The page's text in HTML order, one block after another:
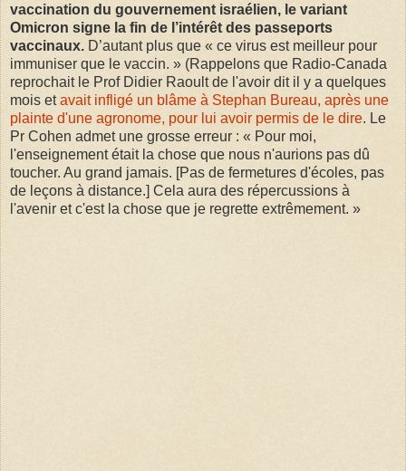
vaccination du gouvernement israélien, le variant
Omicron signe la fin de l’intérêt des passeports
vaccinaux. D’autant plus que « ce virus est meilleur pour
immuniser que le vaccin. » (Rappelons que Radio-Canada
reprochait le Prof Didier Raoult de l'avoir dit il y a quelques
mois etavait infligé un blâme à Stephan Bureau, après une
plainte d'une agronome, pour lui avoir permis de le dire. Le
Pr Cohen admet une grosse erreur : « Pour moi,
l'enseignement était la chose que nous n'aurions pas dû
toucher. Au grand jamais. [Pas de fermetures d'écoles, pas
de leçons à distance.] Cela aura des répercussions à
l'avenir et c'est la chose que je regrette extrêmement. »